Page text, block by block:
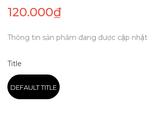
120.000₫
Thông tin sản phẩm đang được cập nhật
Title
DEFAULT TITLE